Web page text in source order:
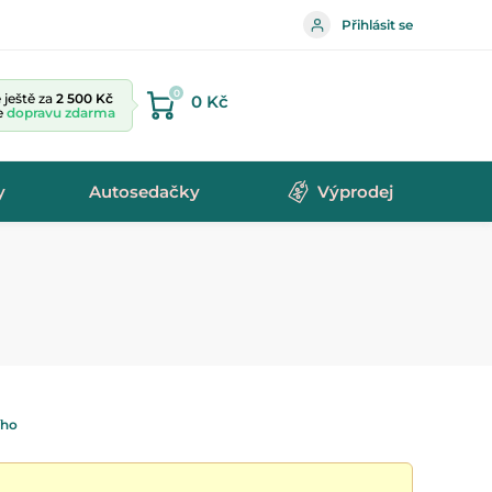
Přihlásit se
za 2 500 Kč
dopravu zdarma
0 0 Kč
Autosedačky Výprodej